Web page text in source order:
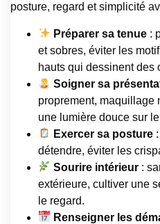
posture, regard et simplicité
Préparer sa tenue :
et sobres, éviter les
hauts qui dessinent des
Soigner sa
proprement, maquillage
une lumière douce sur
Exercer sa posture
détendre, éviter les
Sourire intérieur :
extérieure, cultiver une
le regard.
Renseigner les